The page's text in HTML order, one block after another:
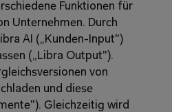
Funktionen für
Unternehmen. Durch
AI („Kunden-Input")
(„Libra Output").
von
und diese
Gleichzeitig wird